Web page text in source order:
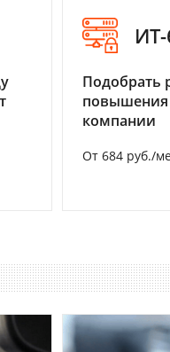
Подобрать
повышения
компании
От 684 руб./